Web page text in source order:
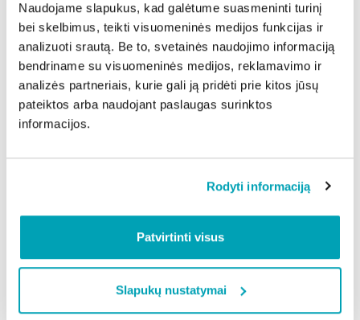
Naudojame slapukus, kad galėtume suasmeninti turinį
bei skelbimus, teikti visuomeninės medijos funkcijas ir
analizuoti srautą. Be to, svetainės naudojimo informaciją
bendriname su visuomeninės medijos, reklamavimo ir
analizės partneriais, kurie gali ją pridėti prie kitos jūsų
pateiktos arba naudojant paslaugas surinktos
informacijos.
Rodyti informaciją
Patvirtinti visus
Slapukų nustatymai
Teigiami pokyčiai fiksuojami ir renovacijos srityje. Per
8 šių metų mėnesius „Mano BŪSTAS“ padėjo
modernizuoti dar 14 daugiabučių namų, o iš viso
įmonė sėkmingai įgyvendino jau 239 renovacijos
projektus. Pagal šiuos rodiklius „Mano BŪSTAS“ yra
absoliutus lyderis tarp visų kitų būsto administravimo
naujų klientų gretas. Per pirmus 8 šių metų mėnesius